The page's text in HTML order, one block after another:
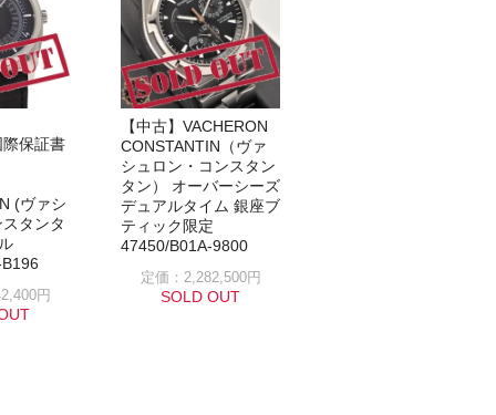
保証書
(ヴァシ
タンタ
円
【中古】VACHERON
CONSTANTIN（ヴァ
シュロン・コンスタン
タン） オーバーシーズ
デュアルタイム 銀座ブ
ティック限定
47450/B01A-9800
定価：2,282,500円
SOLD OUT